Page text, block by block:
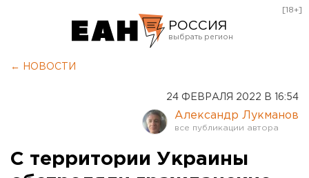
РОССИЯ
Оренбург
[18+]
← НОВОСТИ
24 ФЕВРАЛЯ 2022 В 16:54
Александр Лукманов
С территории Украины